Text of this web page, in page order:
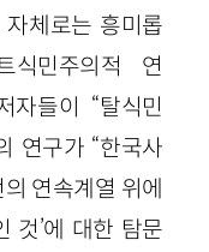
체로는 흥미롭
식민주의적 연
자들이 “탈식민
연구가 “한국사
연속계열 위에
것’에 대한 탐문